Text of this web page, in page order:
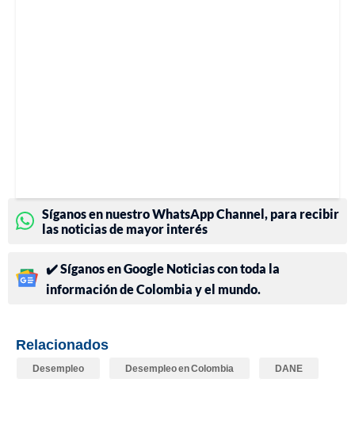
Síganos en nuestro WhatsApp Channel, para recibir
las noticias de mayor interés
✔️ Síganos en Google Noticias con toda la
información de Colombia y el mundo.
Relacionados
Desempleo Desempleo en Colombia DANE